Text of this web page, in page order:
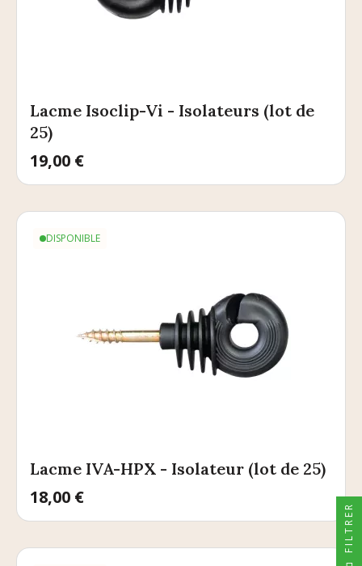
Lacme Isoclip-Vi - Isolateurs (lot de
25)
Prix
19,00 €
DISPONIBLE
Lacme IVA-HPX - Isolateur (lot de 25)
Prix
18,00 €
FILTRER